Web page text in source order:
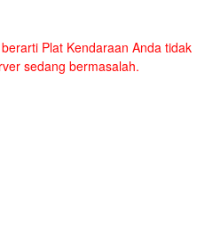
Plat Kendaraan Anda tidak
sedang bermasalah.